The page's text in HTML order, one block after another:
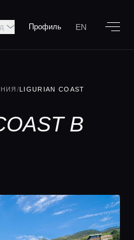
Профиль EN
/LIGURIAN COAST
В